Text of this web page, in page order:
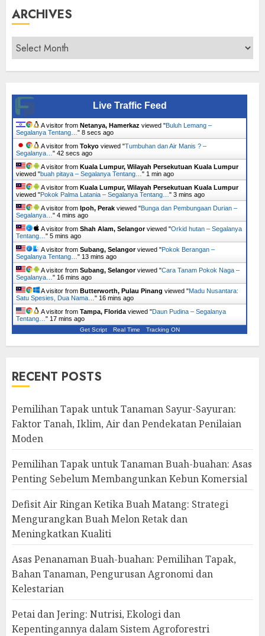
ARCHIVES
Archives
Live Traffic Feed
A visitor from Netanya, Hamerkaz viewed "Buluh Lemang –
Segalanya Tentang… " 9 secs ago
A visitor from Tokyo viewed "Tumbuhan dan Air Manis ? –
Segalanya… " 43 secs ago
A visitor from Kuala Lumpur, Wilayah Persekutuan Kuala Lumpur
viewed "buah pitaya – Segalanya Tentang… " 1 min ago
A visitor from Kuala Lumpur, Wilayah Persekutuan Kuala Lumpur
viewed "Pokok Palma Latania – Segalanya Tentang… " 3 mins ago
A visitor from Ipoh, Perak viewed "Bunga dan Pembungaan Durian –
Segalanya… " 4 mins ago
A visitor from Shah Alam, Selangorviewed "Orkid hutan – Segalanya
Tentang… " 5 mins ago
A visitor from Subang, Selangorviewed "Pokok Berangan –
Segalanya Tentang… " 13 mins ago
A visitor from Subang, Selangorviewed "Cara Tanam Pokok Naga –
Segalanya… " 16 mins ago
A visitor from Butterworth, Pulau Pinang viewed "Madu Nusantara:
Satu Spesies, Dua Nama… " 16 mins ago
A visitor from Tampa, Florida viewed "Daun Pudina – Segalanya
Tentang… " 17 mins ago
Get Script Real Time Tracking ON
RECENT POSTS
Pemilihan Tapak untuk Tanaman Sayur-Sayuran:
Faktor Tanah, Iklim, Air dan Pendekatan Penilaian
Moden
Pemilihan Tapak untuk Tanaman Buah-buahan: Asas
Penting Sebelum Membangunkan Kebun Komersial
Defisit Air Ringan Ketika Buah Matang: Strategi
Mengurangkan Buah Melon Retak dan
Meningkatkan Kualiti
Asas Penanaman Buah-buahan: Pemilihan Tapak,
Bahan Tanaman, Pengurusan Agronomi dan
Kelestarian
Petai dan Jering: Nutrisi, Ekologi dan
Kepentingannya dalam Sistem Agroforestri